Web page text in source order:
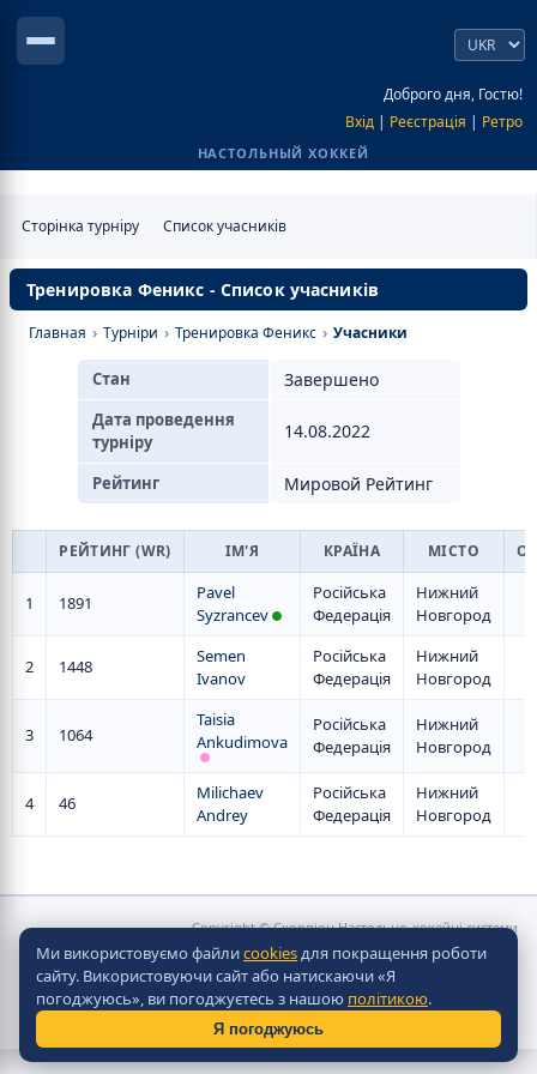
Доброго дня, Гостю!
Вхід | Реєстрація | Ретро
НАСТОЛЬНЫЙ ХОККЕЙ
Сторінка турніру Список учасників
Тренировка Феникс - Список учасників
Главная › Турніри › Тренировка Феникс › Учасники
Стан Завершено
Дата проведення
турніру
14.08.2022
Рейтинг Мировой Рейтинг
РЕЙТИНГ (WR) ІМ'Я КРАЇНА МІСТО
1 1891
Pavel
Syzrancev
Російська
Федерація
Нижний
Новгород
2 1448
Semen
Ivanov
Російська
Федерація
Нижний
Новгород
3 1064
Taisia
Ankudimova
Російська
Федерація
Нижний
Новгород
4 46
Milichaev
Andrey
Російська
Федерація
Нижний
Новгород
Copyright © Скорпіон Настольно-хокейні системи
2010 - 2026
Разработка сайта -
Ми використовуємо файлиcookiesдля покращення роботи
сайту. Використовуючи сайт або натискаючи «Я
погоджуюсь», ви погоджуєтесь з нашою політикою.
Я погоджуюсь